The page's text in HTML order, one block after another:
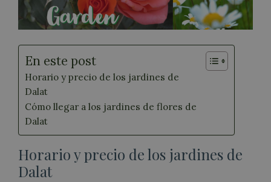
En este post
Horario y precio de los jardines de
Dalat
Cómo llegar a los jardines de flores de
Dalat
Horario y precio de los jardines de
Dalat